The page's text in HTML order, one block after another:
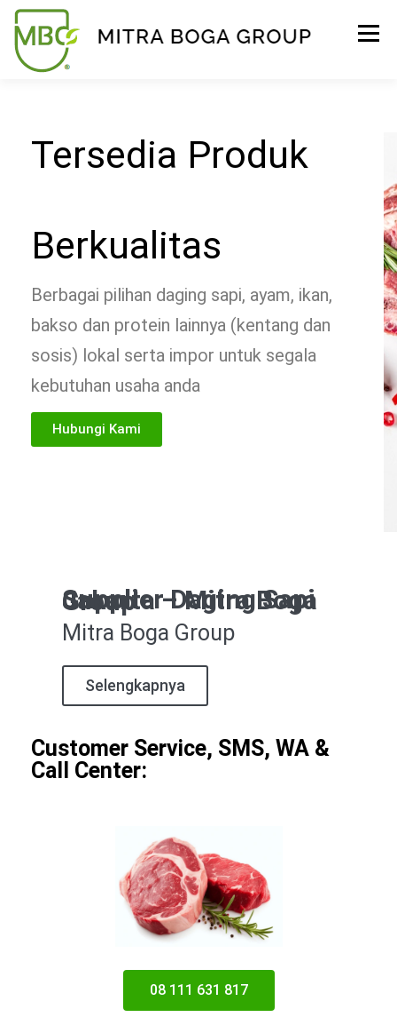
Menu
Tersedia Produk
Berkualitas
Berbagai pilihan daging sapi, ayam, ikan,
bakso dan protein lainnya (kentang dan
sosis) lokal serta impor untuk segala
kebutuhan usaha anda
Hubungi Kami
Supplier Daging Sapi Jakarta – Mitra Boga Group
Mitra Boga Group
Selengkapnya
Customer Service, SMS, WA &
Call Center:
08 111 631 817